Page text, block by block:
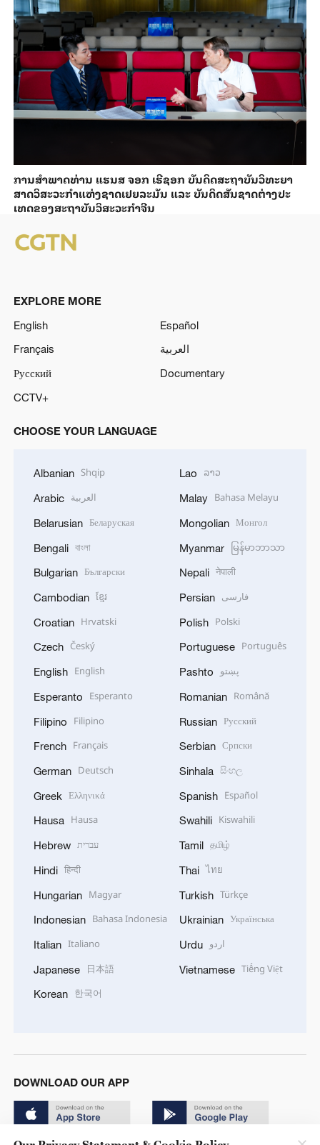
ການ​ສຳ​ພາດ​ທ່ານ ແຮນ​ສ ຈອກ ເຮີ​ຊອກ ​ບັນ​ດິດ​ສະ​ຖາ​ບັນວິ​ທະ​ຍາ​
ສາດວິ​ສະ​ວະ​ກຳ​ແຫ່ງ​ຊາດ​ເຢຍ​ລະ​ມັນ ແລະ ບັນ​ດິດ​ສັນ​ຊາດ​ຕ່າງ​ປະ​
ເທດ​ຂອງສະ​ຖາ​ບັນ​ວິ​ສະ​ວະ​ກຳ​ຈີນ
EXPLORE MORE
English
Español
Français
العربية
Русский
Documentary
CCTV+
CHOOSE YOUR LANGUAGE
Albanian Shqip
Arabic العربية
Belarusian Беларуская
Bengali বাংলা
Bulgarian Български
Cambodian ខ្មែរ
Croatian Hrvatski
Czech Český
English English
Esperanto Esperanto
Filipino Filipino
French Français
German Deutsch
Greek Ελληνικά
Hausa Hausa
Hebrew עברית
Hindi हिन्दी
Hungarian Magyar
Indonesian Bahasa Indonesia
Italian Italiano
Japanese 日本語
Korean 한국어
Lao ລາວ
Malay Bahasa Melayu
Mongolian Монгол
Myanmar မြန်မာဘာသာ
Nepali नेपाली
Persian فارسی
Polish Polski
Portuguese Português
Pashto پښتو
Romanian Română
Russian Русский
Serbian Српски
Sinhala සිංහල
Spanish Español
Swahili Kiswahili
Tamil தமிழ்
Thai ไทย
Turkish Türkçe
Ukrainian Українська
Urdu اردو
Vietnamese Tiếng Việt
DOWNLOAD OUR APP